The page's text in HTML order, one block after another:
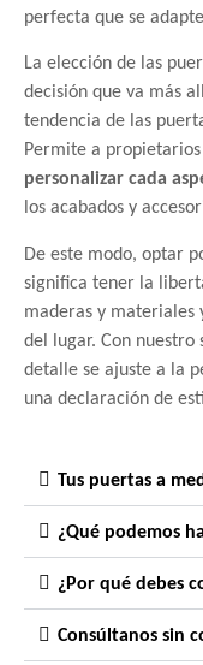
perfecta que se
La elección de las
decisión que va más
tendencia de las
Permite a
personalizar cada
los acabados y
De este modo, optar
significa tener la
maderas y materiales
del lugar. Con nuestro
detalle se ajuste a la
una declaración de
Tus puertas a
¿Qué podemos
¿Por qué debes
Consúltanos sin